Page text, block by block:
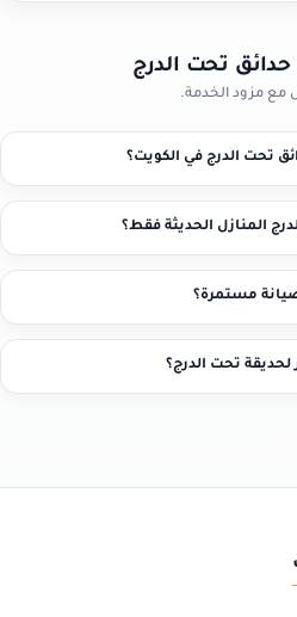
تحت الدرج
مع مزود الخدمة.
تحت الدرج في الكويت؟
المنازل الحديثة فقط؟
مستمرة؟
لحديقة تحت الدرج؟